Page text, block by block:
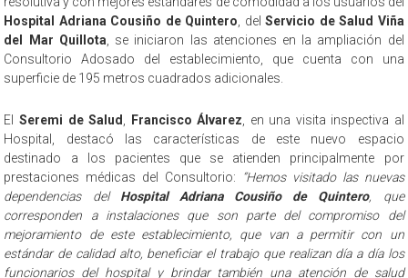
Hospital Adriana Cousiño de Quintero, delServicio de Salud Viña
del Mar Quillota, se iniciaron las atenciones en la ampliación del
Consultorio Adosado del establecimiento, que cuenta con una
superficie de 195 metros cuadrados adicionales.
El Seremi de Salud, Francisco Álvarez, en una visita inspectiva al
Hospital, destacó las características de este nuevo espacio
destinado a los pacientes que se atienden principalmente por
prestaciones médicas del Consultorio:
“Hemos visitado las nuevas
dependencias del Hospital Adriana Cousiño de Quintero, que
corresponden a instalaciones que son parte del compromiso del
mejoramiento de este establecimiento, que van a permitir con un
estándar de calidad alto, beneficiar el trabajo que realizan día a día los
funcionarios del hospital y brindar también una atención de salud